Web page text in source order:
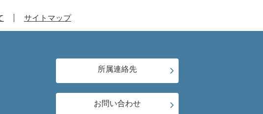
サイトマップ
所属連絡先
お問い合わせ